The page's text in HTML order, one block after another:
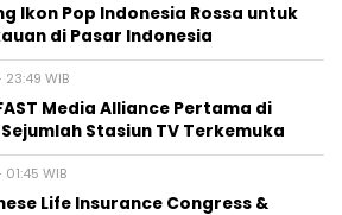
Ikon Pop Indonesia Rossa untuk
di Pasar Indonesia
WIB
Media Alliance Pertama di
Stasiun TV Terkemuka
WIB
Life Insurance Congress &